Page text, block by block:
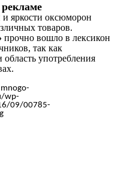
и яркости оксюморон
товаров.
прочно вошло в лексикон
так как
употребления